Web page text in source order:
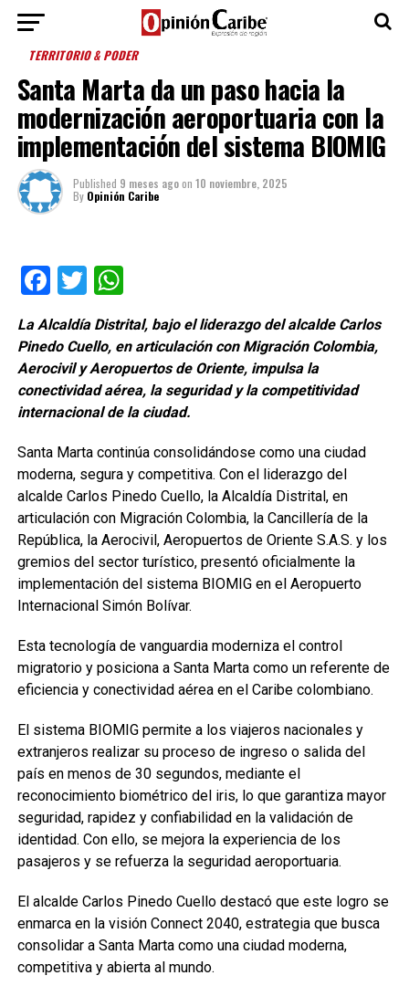
TERRITORIO & PODER
Santa Marta da un paso hacia la
modernización aeroportuaria con la
implementación del sistema BIOMIG
Published 9 meses agoon 10 noviembre, 2025
By Opinión Caribe
Facebook
TwitterWhatsApp
La Alcaldía Distrital, bajo el liderazgo del alcalde Carlos
Pinedo Cuello, en articulación con Migración Colombia,
Aerocivil y Aeropuertos de Oriente, impulsa la
conectividad aérea, la seguridad y la competitividad
internacional de la ciudad.
Santa Marta continúa consolidándose como una ciudad
moderna, segura y competitiva. Con el liderazgo del
alcalde Carlos Pinedo Cuello, la Alcaldía Distrital, en
articulación con Migración Colombia, la Cancillería de la
República, la Aerocivil, Aeropuertos de Oriente S.A.S. y los
gremios del sector turístico, presentó oficialmente la
implementación del sistema BIOMIG en el Aeropuerto
Internacional Simón Bolívar.
Esta tecnología de vanguardia moderniza el control
migratorio y posiciona a Santa Marta como un referente de
eficiencia y conectividad aérea en el Caribe colombiano.
El sistema BIOMIG permite a los viajeros nacionales y
extranjeros realizar su proceso de ingreso o salida del
país en menos de 30 segundos, mediante el
reconocimiento biométrico del iris, lo que garantiza mayor
seguridad, rapidez y confiabilidad en la validación de
identidad. Con ello, se mejora la experiencia de los
pasajeros y se refuerza la seguridad aeroportuaria.
El alcalde Carlos Pinedo Cuello destacó que este logro se
enmarca en la visión Connect 2040, estrategia que busca
consolidar a Santa Marta como una ciudad moderna,
competitiva y abierta al mundo.